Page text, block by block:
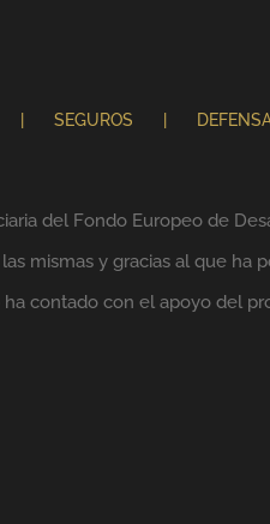
SEGUROS
del Fondo Europeo de
mismas y gracias al que
ha contado con el apoyo del